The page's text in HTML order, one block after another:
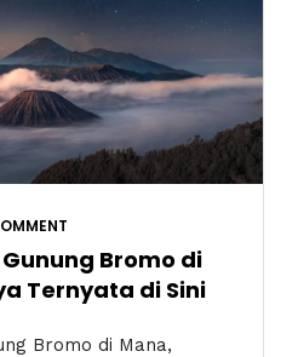
Bromo di
Ternyata di Sini
Bromo di Mana,